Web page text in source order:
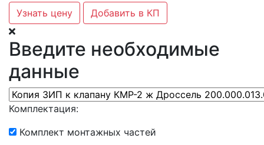
Узнать цену Добавить в КП
Введите необходимые
данные
Комплектация:
Комплект монтажных частей